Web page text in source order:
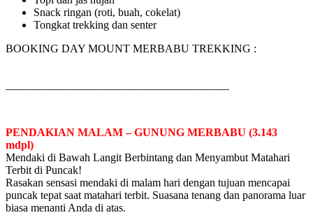
Snack ringan (roti, buah, cokelat)
Tongkat trekking dan senter
BOOKING DAY MOUNT MERBABU TREKKING :
PENDAKIAN MALAM – GUNUNG MERBABU (3.143
mdpl)
Mendaki di Bawah Langit Berbintang dan Menyambut Matahari
Terbit di Puncak!
Rasakan sensasi mendaki di malam hari dengan tujuan mencapai
puncak tepat saat matahari terbit. Suasana tenang dan panorama luar
biasa menanti Anda di atas.